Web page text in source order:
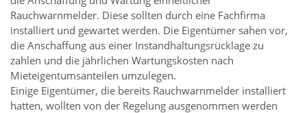
Rauchwarnmelder. Diese sollten durch eine Fachfirma
installiert und gewartet werden. Die Eigentümer sahen vor,
die Anschaffung aus einer Instandhaltungsrücklage zu
zahlen und die jährlichen Wartungskosten nach
Mieteigentumsanteilen umzulegen.
Einige Eigentümer, die bereits Rauchwarnmelder installiert
hatten, wollten von der Regelung ausgenommen werden